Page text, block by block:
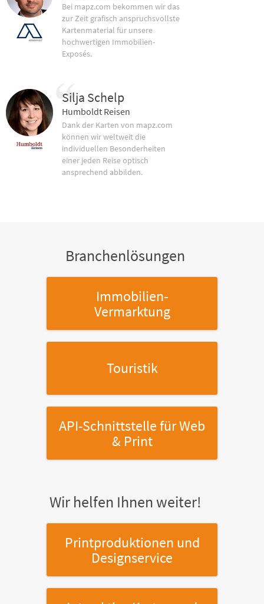
Bei mapz.com bekommen wir das
zur Zeit grafisch anspruchsvollste
Kartenmaterial für unsere
hochwertigen Immobilien-
Exposés.
Silja Schelp
Humboldt Reisen
Dank der Karten von mapz.com
können wir weltweit die
individuellen Besonderheiten
einer jeden Reise optisch
ansprechend abbilden.
Branchenlösungen
Immobilien-
Vermarktung
Touristik
API-Schnittstellefür Web
& Print
Wir helfen Ihnen weiter!
Printproduktionen und
Designservice